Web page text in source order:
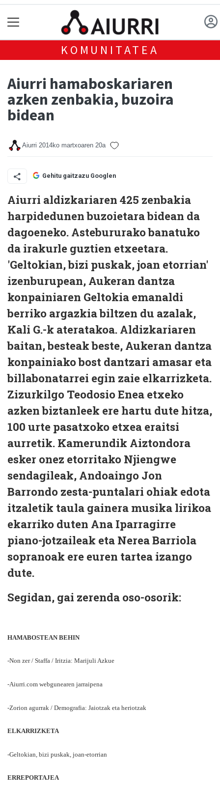
KOMUNITATEA
Aiurri hamaboskariaren
azken zenbakia, buzoira
bidean
Aiurri 2014ko martxoaren 20a
Gehitu gaitzazu Googlen
Aiurri aldizkariaren 425 zenbakia
harpidedunen buzoietara bidean da
dagoeneko. Astebururako banatuko
da irakurle guztien etxeetara.
'Geltokian, bizi puskak, joan etorrian'
izenburupean, Aukeran dantza
konpainiaren Geltokia emanaldi
berriko argazkia biltzen du azalak,
Kali G.-k ateratakoa. Aldizkariaren
baitan, besteak beste, Aukeran dantza
konpainiako bost dantzari amasar eta
billabonatarrei egin zaie elkarrizketa.
Zizurkilgo Teodosio Enea etxeko
azken biztanleek ere hartu dute hitza,
100 urte pasatxoko etxea eraitsi
aurretik. Kamerundik Aiztondora
esker onez etorritako Njiengwe
sendagileak, Andoaingo Jon
Barrondo zesta-puntalari ohiak edota
itzaletik taula gainera musika lirikoa
ekarriko duten Ana Iparragirre
piano-jotzaileak eta Nerea Barriola
sopranoak ere euren tartea izango
dute.
Segidan, gai zerenda oso-osorik:
HAMABOSTEAN BEHIN
-Non zer / Staffa / Iritzia: Marijuli Azkue
-Aiurri.com webgunearen jarraipena
-Zorion agurrak / Demografia: Jaiotzak eta heriotzak
ELKARRIZKETA
-Geltokian, bizi puskak, joan-etorrian
ERREPORTAJEA